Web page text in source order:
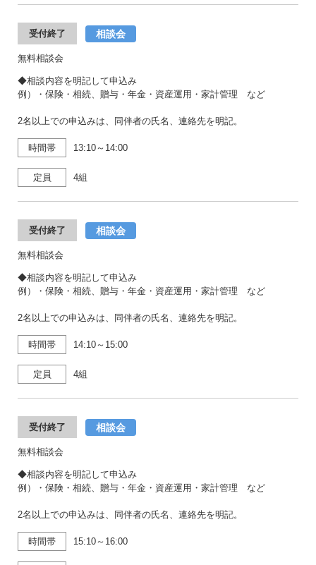
受付終了 相談会
無料相談会
◆相談内容を明記して申込み
例）・保険・相続、贈与・年金・資産運用・家計管理 など
2名以上での申込みは、同伴者の氏名、連絡先を明記。
時間帯 13:10～14:00
定員 4組
受付終了 相談会
無料相談会
◆相談内容を明記して申込み
例）・保険・相続、贈与・年金・資産運用・家計管理 など
2名以上での申込みは、同伴者の氏名、連絡先を明記。
時間帯 14:10～15:00
定員 4組
受付終了 相談会
無料相談会
◆相談内容を明記して申込み
例）・保険・相続、贈与・年金・資産運用・家計管理 など
2名以上での申込みは、同伴者の氏名、連絡先を明記。
時間帯 15:10～16:00